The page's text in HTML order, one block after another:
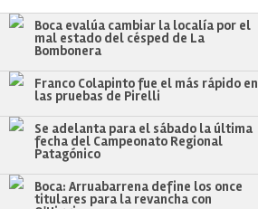
Boca evalúa cambiar la localía por el
mal estado del césped de La
Bombonera
Franco Colapinto fue el más rápido en
las pruebas de Pirelli
Se adelanta para el sábado la última
fecha del Campeonato Regional
Patagónico
Boca: Arruabarrena define los once
titulares para la revancha con